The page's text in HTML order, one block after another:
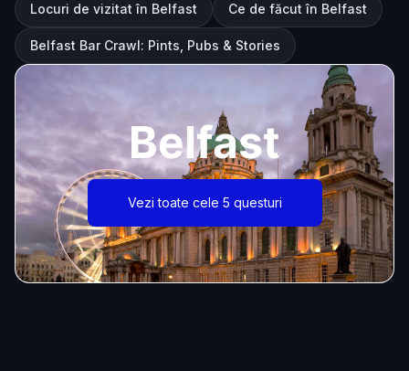
Locuri de vizitat în Belfast Ce de făcut în Belfast
Belfast Bar Crawl: Pints, Pubs & Stories
Belfast
Vezi toate cele 5 questuri